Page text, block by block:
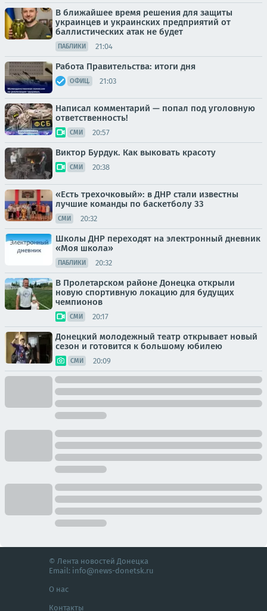
В ближайшее время решения для защиты
украинцев и украинских предприятий от
баллистических атак не будет
ПАБЛИКИ 21:04
Работа Правительства: итоги дня
ОФИЦ. 21:03
Написал комментарий — попал под уголовную
ответственность!
СМИ 20:57
Виктор Бурдук. Как выковать красоту
СМИ 20:38
«Есть трехочковый»: в ДНР стали известны
лучшие команды по баскетболу 33
СМИ 20:32
Школы ДНР переходят на электронный дневник
«Моя школа»
ПАБЛИКИ 20:32
В Пролетарском районе Донецка открыли
новую спортивную локацию для будущих
чемпионов
СМИ 20:17
Донецкий молодежный театр открывает новый
сезон и готовится к большому юбилею
СМИ 20:09
© Лента новостей Донецка
Email: info@news-donetsk.ru
О нас
Контакты